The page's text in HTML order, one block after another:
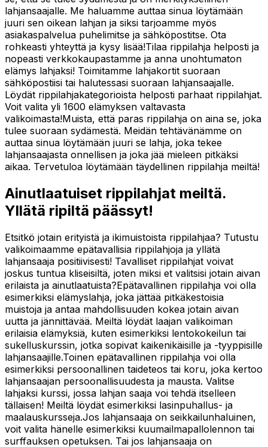
lahjansaajalle. Me haluamme auttaa sinua löytämään
juuri sen oikean lahjan ja siksi tarjoamme myös
asiakaspalvelua puhelimitse ja sähköpostitse. Ota
rohkeasti yhteyttä ja kysy lisää!Tilaa rippilahja helposti ja
nopeasti verkkokaupastamme ja anna unohtumaton
elämys lahjaksi! Toimitamme lahjakortit suoraan
sähköpostiisi tai halutessasi suoraan lahjansaajalle.
Löydät rippilahjakategorioista helposti parhaat rippilahjat.
Voit valita yli 1600 elämyksen valtavasta
valikoimasta!Muista, että paras rippilahja on aina se, joka
tulee suoraan sydämestä. Meidän tehtävänämme on
auttaa sinua löytämään juuri se lahja, joka tekee
lahjansaajasta onnellisen ja joka jää mieleen pitkäksi
aikaa. Tervetuloa löytämään täydellinen rippilahja meiltä!
Ainutlaatuiset rippilahjat meiltä.
Yllätä ripiltä päässyt!
Etsitkö jotain erityistä ja ikimuistoista rippilahjaa? Tutustu
valikoimaamme epätavallisia rippilahjoja ja yllätä
lahjansaaja positiivisesti! Tavalliset rippilahjat voivat
joskus tuntua kliseisiltä, joten miksi et valitsisi jotain aivan
erilaista ja ainutlaatuista?Epätavallinen rippilahja voi olla
esimerkiksi elämyslahja, joka jättää pitkäkestoisia
muistoja ja antaa mahdollisuuden kokea jotain aivan
uutta ja jännittävää. Meiltä löydät laajan valikoiman
erilaisia elämyksiä, kuten esimerkiksi lentokokeilun tai
sukelluskurssin, jotka sopivat kaikenikäisille ja -tyyppisille
lahjansaajille.Toinen epätavallinen rippilahja voi olla
esimerkiksi persoonallinen taideteos tai koru, joka kertoo
lahjansaajan persoonallisuudesta ja mausta. Valitse
lahjaksi kurssi, jossa lahjan saaja voi tehdä itselleen
tällaisen! Meiltä löydät esimerkiksi lasinpuhallus- ja
maalauskursseja.Jos lahjansaaja on seikkailunhaluinen,
voit valita hänelle esimerkiksi kuumailmapallolennon tai
surffauksen opetuksen. Tai jos lahjansaaja on